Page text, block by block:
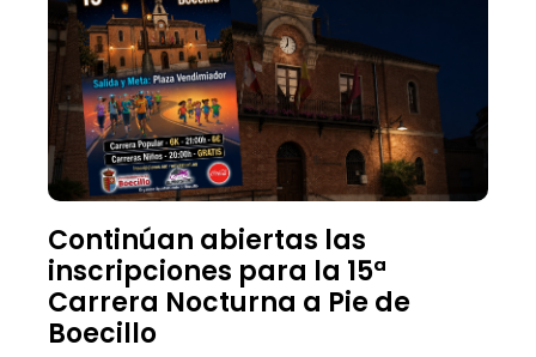
Continúan abiertas las
inscripciones para la 15ª
Carrera Nocturna a Pie de
Boecillo